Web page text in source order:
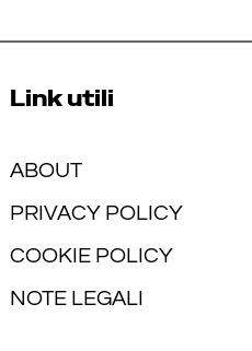
Link utili
ABOUT
PRIVACY POLICY
COOKIE POLICY
NOTE LEGALI